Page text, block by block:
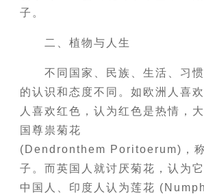
子。
二、植物与人生
不同国家、民族、生活、习惯
的认识和态度不同。如欧洲人喜
人喜欢红色，认为红色是热情，
国尊祟菊花
(Dendronthem Poritoerum)，
子。而英国人就讨厌菊花，认为
中国人、印度人认为莲花